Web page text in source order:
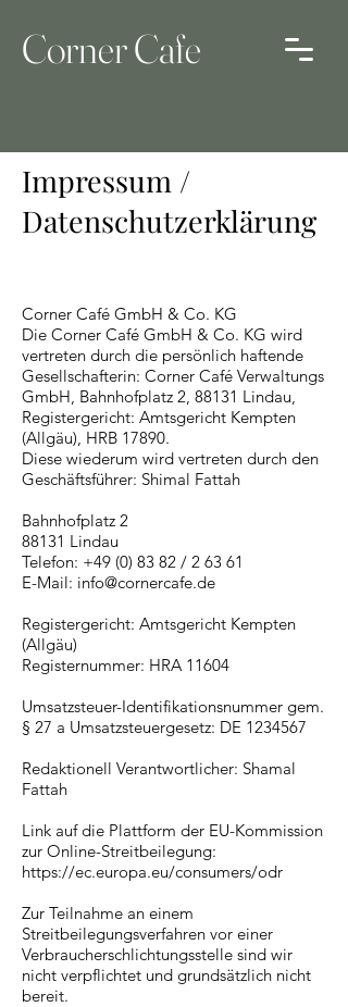
Corner Cafe
Impressum /
Datenschutzerklärung
Corner Café GmbH & Co. KG
Die Corner Café GmbH & Co. KG wird
vertreten durch die persönlich haftende
Gesellschafterin: Corner Café Verwaltungs
GmbH, Bahnhofplatz 2, 88131 Lindau,
Registergericht: Amtsgericht Kempten
(Allgäu), HRB 17890.
Diese wiederum wird vertreten durch den
Geschäftsführer: Shimal Fattah
Bahnhofplatz 2
88131 Lindau
Telefon: +49 (0) 83 82 / 2 63 61
E-Mail: info@cornercafe.de
Registergericht: Amtsgericht Kempten
(Allgäu)
Registernummer: HRA 11604
Umsatzsteuer-Identifikationsnummer gem.
§ 27 a Umsatzsteuergesetz: DE 1234567
Redaktionell Verantwortlicher: Shamal
Fattah
Link auf die Plattform der EU-Kommission
zur Online-Streitbeilegung:
https://ec.europa.eu/consumers/odr
Zur Teilnahme an einem
Streitbeilegungsverfahren vor einer
Verbraucherschlichtungsstelle sind wir
nicht verpflichtet und grundsätzlich nicht
bereit.